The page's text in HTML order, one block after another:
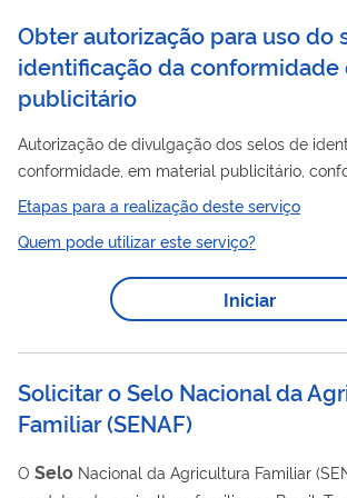
Obter autorização para uso do
identificação da conformidade
publicitário
Autorização de divulgação dos selos de
conformidade, em material publicitário, conforme a
Inmetro n.º 274, de 13 de junho de 2014.
Etapas para a realização deste serviço
Quem pode utilizar este serviço?
Iniciar
Solicitar o Selo Nacional da
Familiar(SENAF)
O Selo Nacional da Agricultura Familiar